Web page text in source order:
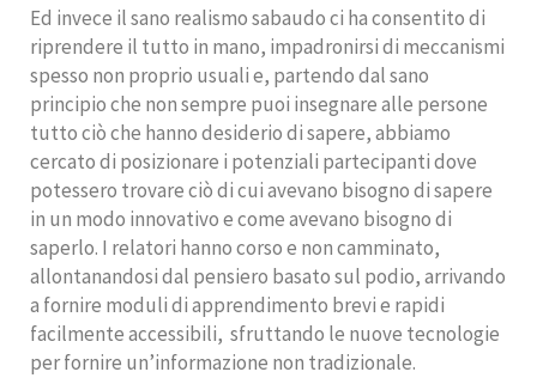
Ed invece il sano realismo sabaudo ci ha consentito di
riprendere il tutto in mano, impadronirsi di meccanismi
spesso non proprio usuali e, partendo dal sano
principio che non sempre puoi insegnare alle persone
tutto ciò che hanno desiderio di sapere, abbiamo
cercato di posizionare i potenziali partecipanti dove
potessero trovare ciò di cui avevano bisogno di sapere
in un modo innovativo e come avevano bisogno di
saperlo. I relatori hanno corso e non camminato,
allontanandosi dal pensiero basato sul podio, arrivando
a fornire moduli di apprendimento brevi e rapidi
facilmente accessibili, sfruttando le nuove tecnologie
per fornire un’informazione non tradizionale.